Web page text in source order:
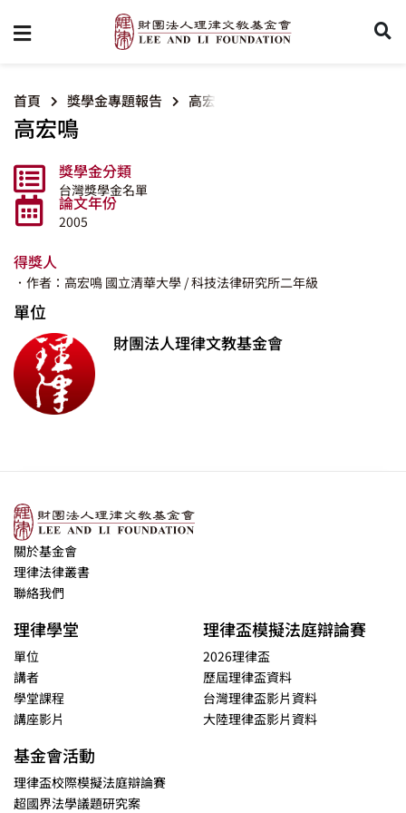
首頁 獎學金專題報告 高宏鳴
高宏鳴
獎學金分類
台灣獎學金名單
論文年份
2005
得獎人
．作者：高宏鳴 國立清華大學 / 科技法律研究所二年級
單位
財團法人理律文教基金會
關於基金會
理律法律叢書
聯絡我們
理律學堂
單位
講者
學堂課程
講座影片
理律盃模擬法庭辯論賽
2026理律盃
歷屆理律盃資料
台灣理律盃影片資料
大陸理律盃影片資料
基金會活動
理律盃校際模擬法庭辯論賽
超國界法學議題研究案